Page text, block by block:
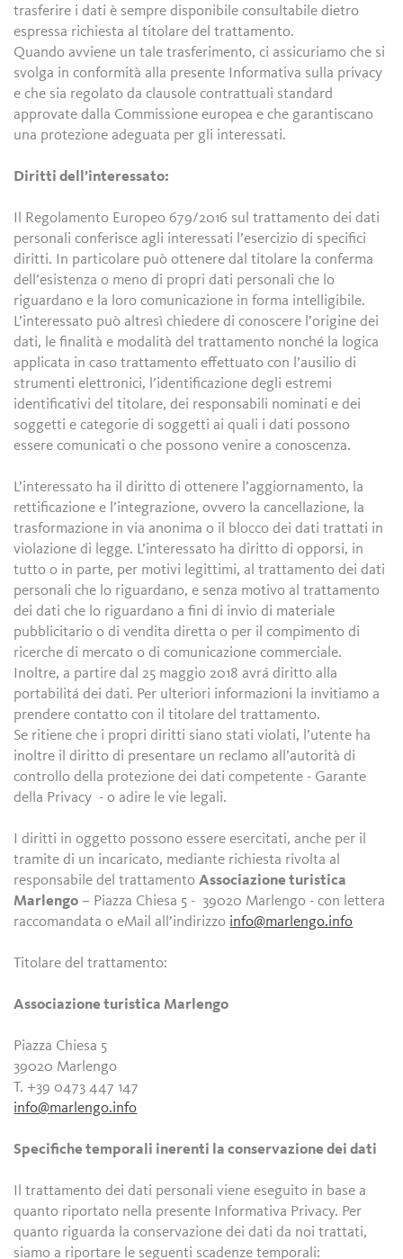
trasferire i dati è sempre disponibile consultabile dietro
espressa richiesta al titolare del trattamento.
Quando avviene un tale trasferimento, ci assicuriamo che si
svolga in conformità alla presente Informativa sulla privacy
e che sia regolato da clausole contrattuali standard
approvate dalla Commissione europea e che garantiscano
una protezione adeguata per gli interessati.
Diritti dell’interessato:
Il Regolamento Europeo 679/2016 sul trattamento dei dati
personali conferisce agli interessati l’esercizio di specifici
diritti. In particolare può ottenere dal titolare la conferma
dell’esistenza o meno di propri dati personali che lo
riguardano e la loro comunicazione in forma intelligibile.
L’interessato può altresì chiedere di conoscere l’origine dei
dati, le finalità e modalità del trattamento nonché la logica
applicata in caso trattamento effettuato con l’ausilio di
strumenti elettronici, l’identificazione degli estremi
identificativi del titolare, dei responsabili nominati e dei
soggetti e categorie di soggetti ai quali i dati possono
essere comunicati o che possono venire a conoscenza.
L’interessato ha il diritto di ottenere l’aggiornamento, la
rettificazione e l’integrazione, ovvero la cancellazione, la
trasformazione in via anonima o il blocco dei dati trattati in
violazione di legge. L’interessato ha diritto di opporsi, in
tutto o in parte, per motivi legittimi, al trattamento dei dati
personali che lo riguardano, e senza motivo al trattamento
dei dati che lo riguardano a fini di invio di materiale
pubblicitario o di vendita diretta o per il compimento di
ricerche di mercato o di comunicazione commerciale.
Inoltre, a partire dal 25 maggio 2018 avrá diritto alla
portabilitá dei dati. Per ulteriori informazioni la invitiamo a
prendere contatto con il titolare del trattamento.
Se ritiene che i propri diritti siano stati violati, l’utente ha
inoltre il diritto di presentare un reclamo all’autorità di
controllo della protezione dei dati competente - Garante
della Privacy - o adire le vie legali.
I diritti in oggetto possono essere esercitati, anche per il
tramite di un incaricato, mediante richiesta rivolta al
responsabile del trattamentoAssociazione turistica
Marlengo – Piazza Chiesa 5 - 39020 Marlengo - con lettera
raccomandata o eMail all’indirizzo info@marlengo.info
Titolare del trattamento:
Associazione turistica Marlengo
Piazza Chiesa 5
39020 Marlengo
T. +39 0473 447 147
info@marlengo.info
Specifiche temporali inerenti la conservazione dei dati
Il trattamento dei dati personali viene eseguito in base a
quanto riportato nella presente Informativa Privacy. Per
quanto riguarda la conservazione dei dati da noi trattati,
siamo a riportare le seguenti scadenze temporali: